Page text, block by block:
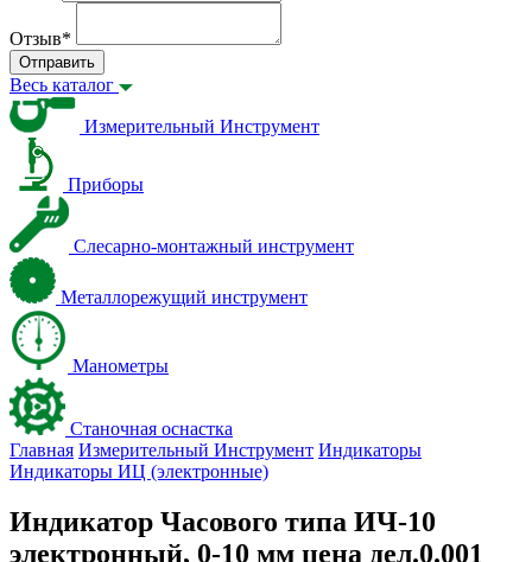
Отзыв*
Отправить
Весь каталог
Измерительный Инструмент
Приборы
Слесарно-монтажный инструмент
Металлорежущий инструмент
Манометры
Станочная оснастка
Главная Измерительный Инструмент Индикаторы
Индикаторы ИЦ (электронные)
Индикатор Часового типа ИЧ-10
электронный, 0-10 мм цена дел.0.001